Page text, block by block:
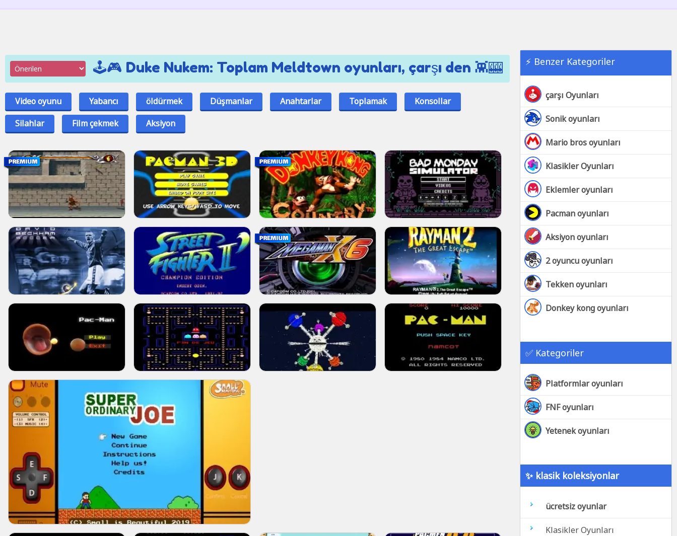
⚡ Benzer Kategoriler
çarşı Oyunları
Sonik oyunları
Mario bros oyunları
Klasikler Oyunları
Eklemler oyunları
Pacman oyunları
Aksiyon oyunları
2 oyuncu oyunları
Tekken oyunları
Donkey kong oyunları
✅ Kategoriler
Platformlar oyunları
FNF oyunları
Yetenek oyunları
✨ klasik koleksiyonlar
ücretsiz oyunlar
Klasikler Oyunları
🕹️🎮 Duke Nukem: Toplam Meldtown oyunları, çarşı den 👾🎰
Video oyunu Yabancı öldürmek Düşmanlar Anahtarlar Toplamak
Konsollar
Silahlar
Film çekmek Aksiyon